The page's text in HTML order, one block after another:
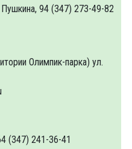
94 (347) 273-49-82
Олимпик-парка) ул.
(347) 241-36-41